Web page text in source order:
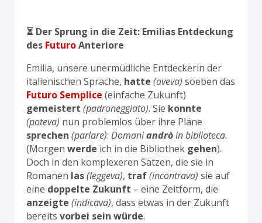
⏳ Der Sprung in die Zeit: Emilias Entdeckung
des FuturoAnteriore
Emilia, unsere unermüdliche Entdeckerin der
italienischen Sprache, hatte (aveva) soeben das
Futuro Semplice (einfache Zukunft)
gemeistert (padroneggiato). Sie konnte
(poteva) nun problemlos über ihre Pläne
sprechen (parlare): Domaniandròin biblioteca.
(Morgen werde ich in die Bibliothek gehen).
Doch in den komplexeren Sätzen, die sie in
Romanen las(leggeva), traf(incontrava) sie auf
eine doppelte Zukunft – eine Zeitform, die
anzeigte (indicava), dass etwas in der Zukunft
bereits vorbei sein würde.